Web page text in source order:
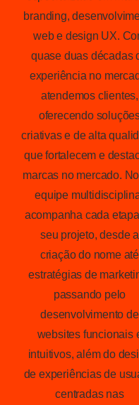
branding,
web e design UX.
quase duas décadas
experiência no
atendemos clientes,
oferecendo
criativas e de alta
que fortalecem e
marcas no mercado.
equipe
acompanha cada
seu projeto, desde a
criação do nome até
estratégias de
passando pelo
desenvolvimento de
websites funcionais
intuitivos, além do
de experiências de
centradas nas